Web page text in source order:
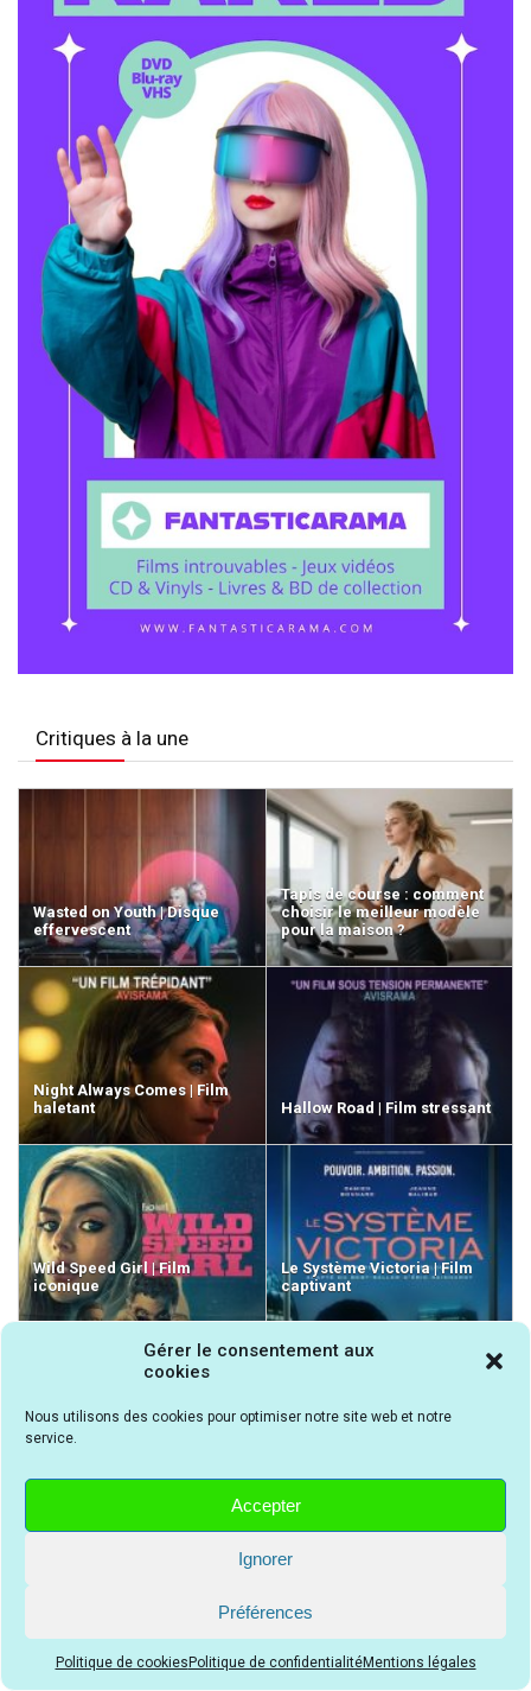
Gérer le consentement aux
cookies
Nous utilisons des cookies pour optimiser notre site web et notre
service.
Accepter
Ignorer
Préférences
Politique de cookies Politique de confidentialitéMentions légales
Critiques à la une
Wasted on Youth | Disque
effervescent
Tapis de course : comment
choisir le meilleur modèle
pour la maison ?
Night Always Comes | Film
haletant
Hallow Road | Film stressant
Wild Speed Girl | Film
iconique
Le Système Victoria | Film
captivant